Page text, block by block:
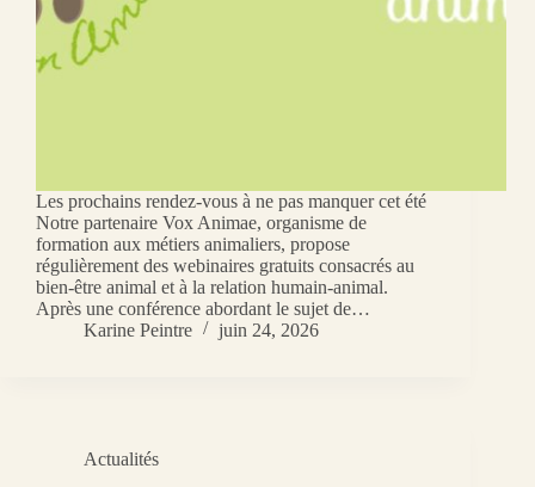
Les prochains rendez-vous à ne pas manquer cet été
Notre partenaire Vox Animae, organisme de
formation aux métiers animaliers, propose
régulièrement des webinaires gratuits consacrés au
bien-être animal et à la relation humain-animal.
Après une conférence abordant le sujet de…
Karine Peintre
juin 24, 2026
Actualités